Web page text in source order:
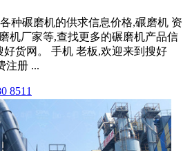
种碾磨机的供求信息价格,碾磨机 资
机厂家等,查找更多的碾磨机产品信
好货网。 手机 老板,欢迎来到搜好
注册 ...
8511